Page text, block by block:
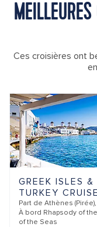
Ces croisières ont
GREEK ISLES &
TURKEY CRUISE
Part de Athènes
À bord Rhapsody of
of the Seas